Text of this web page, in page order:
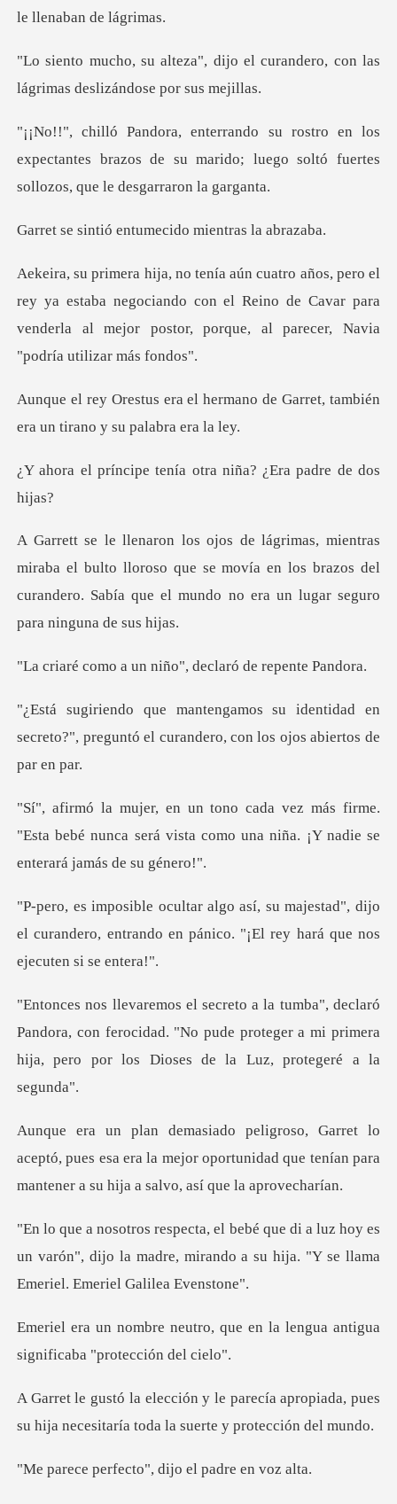
jo el curandero, con las
lágrima
los
expectantes brazos de su marido; luego soltó
entumecido mien
ya estaba negociando con el Reino de Cavar para
venderla al mejo
rmano de Garret, también
era un
tenía otra niña? ¿Era
el bulto lloroso que se movía en los brazos del
curandero. Sabí
un niño", declaró
ntidad en
secreto?", preguntó el curande
firme.
"Esta bebé nunca será vista como una n
estad", dijo
el curandero, entrando en pánico.
andora, con ferocidad. "No pude proteger a mi primera
hija
tó, pues esa era la mejor oportunidad que tenían para
z hoy es
un varón", dijo la madre, mirando a su hij
que en la lengua antigua
signi
cía apropiada, pues
su hija necesitaría
cto", dijo el pa